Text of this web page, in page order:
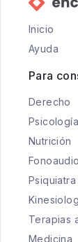
Inicio
Ayuda
Para
Derecho
Psicología
Nutrición
Psiquiatra
Terapias
Medicina